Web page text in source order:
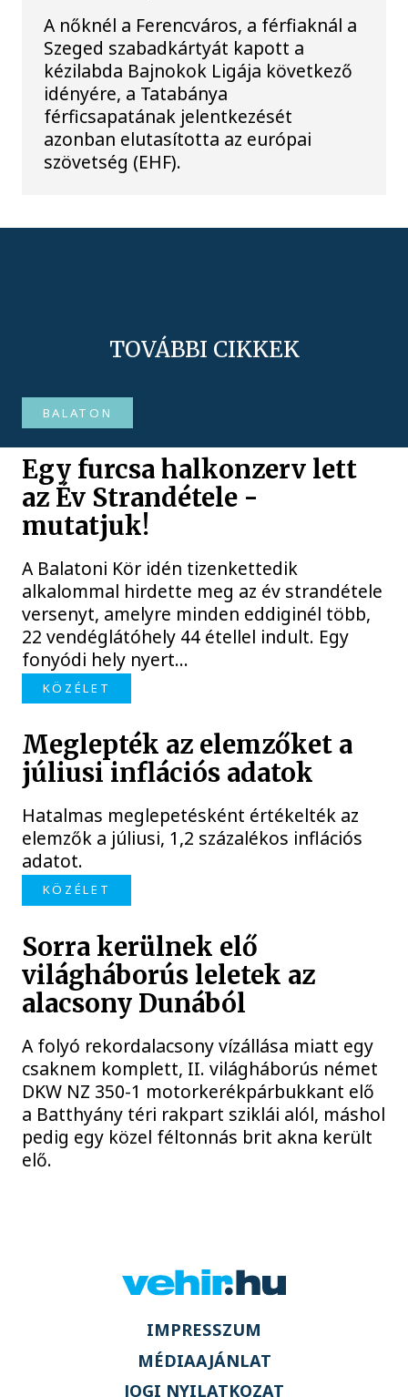
A nőknél a Ferencváros, a férfiaknál a
Szeged szabadkártyát kapott a
kézilabda Bajnokok Ligája következő
idényére, a Tatabánya
férficsapatának jelentkezését
azonban elutasította az európai
szövetség (EHF).
TOVÁBBI CIKKEK
BALATON
Egy furcsa halkonzerv lett
az Év Strandétele -
mutatjuk!
A Balatoni Kör idén tizenkettedik
alkalommal hirdette meg az év strandétele
versenyt, amelyre minden eddiginél több,
22 vendéglátóhely 44 étellel indult. Egy
fonyódi hely nyert...
KÖZÉLET
Meglepték az elemzőket a
júliusi inflációs adatok
Hatalmas meglepetésként értékelték az
elemzők a júliusi, 1,2 százalékos inflációs
adatot.
KÖZÉLET
Sorra kerülnek elő
világháborús leletek az
alacsony Dunából
A folyó rekordalacsony vízállása miatt egy
csaknem komplett, II. világháborús német
DKW NZ 350-1 motorkerékpárbukkant elő
a Batthyány téri rakpart sziklái alól, máshol
pedig egy közel féltonnás brit akna került
elő.
IMPRESSZUM
MÉDIAAJÁNLAT
JOGI NYILATKOZAT